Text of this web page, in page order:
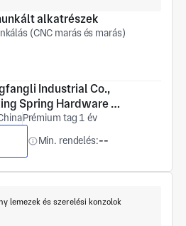
alkatrészek
(CNC marás és marás)
Industrial Co.,
Spring Hardware
Ltd Prémium tag 1 év
Min. rendelés:--